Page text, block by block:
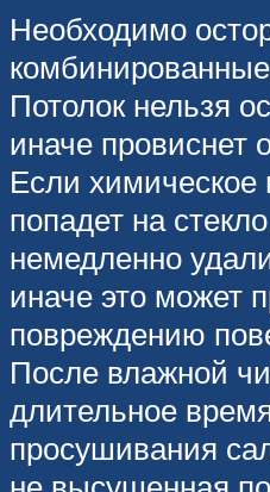
Необходимо
Потолок нельзя
иначе провиснет
Если химическое
попадет на
немедленно
иначе это может
повреждению
После влажной
длительное
просушивания